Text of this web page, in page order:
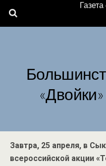
Завтра, 25 апреля, в
всероссийской акции